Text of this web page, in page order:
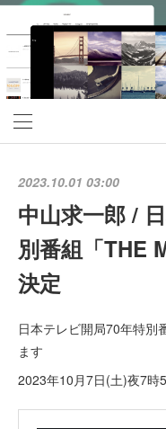
2023.10.01 03:00
中山求一郎 /
別番組「THE
決定
日本テレビ開局70年特別
ます
2023年10月7日(土)夜7時